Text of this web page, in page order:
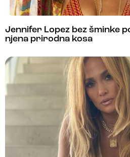
Jennifer Lopez bez šminke
njena prirodna kosa